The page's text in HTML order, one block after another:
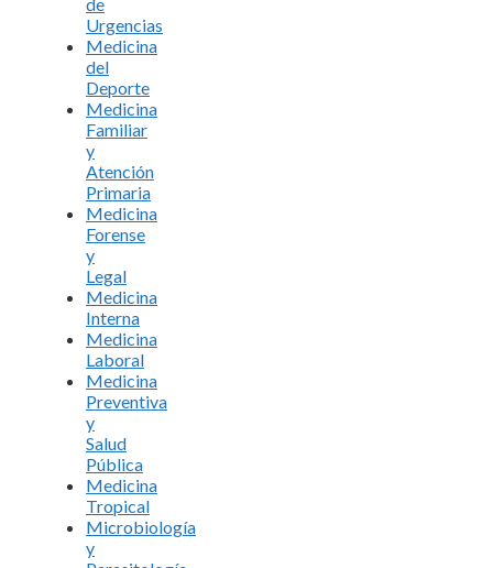
Urgencias
Medicina
del
Deporte
Medicina
Familiar
y
Atención
Primaria
Medicina
Forense
y
Legal
Medicina
Interna
Medicina
Laboral
Medicina
Preventiva
y
Salud
Pública
Medicina
Tropical
Microbiología
y